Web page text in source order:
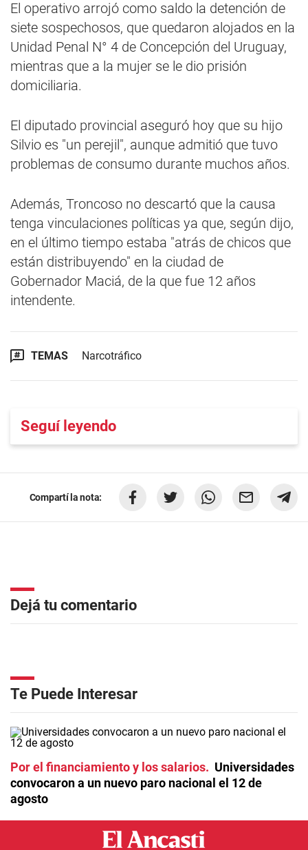
El operativo arrojó como saldo la detención de
siete sospechosos, que quedaron alojados en la
Unidad Penal N° 4 de Concepción del Uruguay,
mientras que a la mujer se le dio prisión
domiciliaria.
El diputado provincial aseguró hoy que su hijo
Silvio es "un perejil", aunque admitió que tuvo
problemas de consumo durante muchos años.
Además, Troncoso no descartó que la causa
tenga vinculaciones políticas ya que, según dijo,
en el último tiempo estaba "atrás de chicos que
están distribuyendo" en la ciudad de
Gobernador Maciá, de la que fue 12 años
intendente.
TEMAS Narcotráfico
Seguí leyendo
Compartí la nota:
Dejá tu comentario
Te Puede Interesar
Por el financiamiento y los salarios
Universidades
convocaron a un nuevo paro nacional el 12 de
agosto